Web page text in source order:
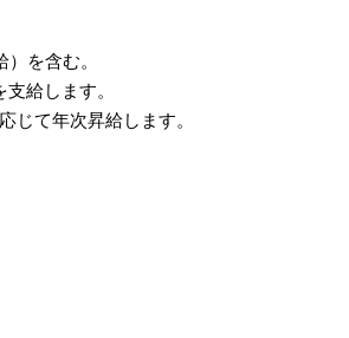
を含む。
給します。
じて年次昇給します。